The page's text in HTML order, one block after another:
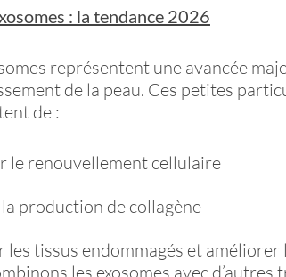
: la tendance 2026
représentent une avancée
de la peau. Ces petites
de :
le renouvellement cellulaire
production de collagène
les tissus endommagés et
les exosomes avec